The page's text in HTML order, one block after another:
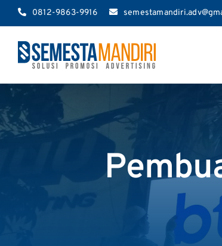
Skip
0812-9863-9916